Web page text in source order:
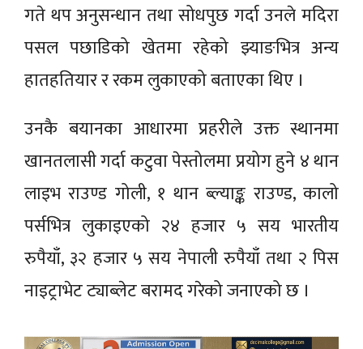
गते थप अनुसन्धान तथा सोधपुछ गर्दा उनले मदिरा
पसल पछाडिको खेतमा रहेको झ्याङभित्र अन्य
हातहतियार र रकम लुकाएको बताएका थिए ।
उनकै बयानका आधारमा प्रहरीले उक्त स्थानमा
खानतलासी गर्दा कटुवा पेस्तोलमा प्रयोग हुने ४ थान
लाइभ राउण्ड गोली, १ थान ब्ल्याङ्क राउण्ड, कालो
पर्सभित्र लुकाइएको २४ हजार ५ सय भारतीय
रुपैयाँ, ३२ हजार ५ सय नेपाली रुपैयाँ तथा २ पिस
नाइट्राभेट ट्याब्लेट बरामद गरेको जनाएको छ ।